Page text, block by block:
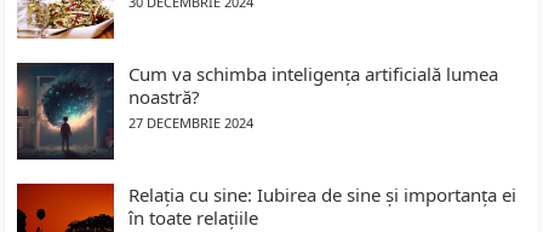
Cum va schimba inteligența artificială lumea
noastră?
27 DECEMBRIE 2024
Relația cu sine: Iubirea de sine și importanța ei
în toate relațiile